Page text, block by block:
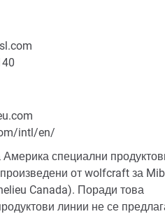
intl/en/
специални
от wolfcraft за
Canada). Поради това
линии не се